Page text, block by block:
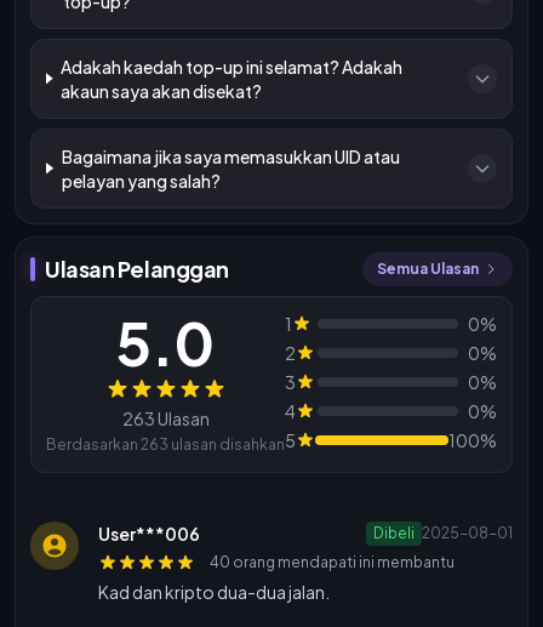
Adakah kaedah top-up ini selamat? Adakah
akaun saya akan disekat?
Bagaimana jika saya memasukkan UID atau
pelayan yang salah?
Ulasan Pelanggan Semua Ulasan
5.0
263 Ulasan
Berdasarkan 263 ulasan disahkan
1
0%
2
0%
3
0%
4
0%
5
100%
User***006 Dibeli 2025-08-01
40 orang mendapati ini membantu
Kad dan kripto dua-dua jalan.